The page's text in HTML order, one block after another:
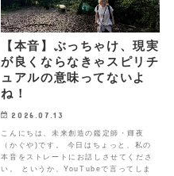
【本音】ぶっちゃけ、現実
が良くならなきゃスピリチ
ュアルの意味ってないよ
ね！
2026.07.13
こんにちは、未来創造の鑑定師・輝夜
（かぐや)です。 今日はちょっと、私の
本音をストレートにお話しさせてくださ
い。 というか、YouTubeで言ってしま